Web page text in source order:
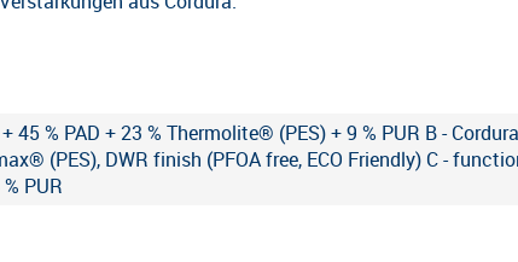
45 % PAD + 23 % Thermolite® (PES) + 9 % PUR B -
(PES), DWR finish (PFOA free, ECO Friendly) C -
PUR